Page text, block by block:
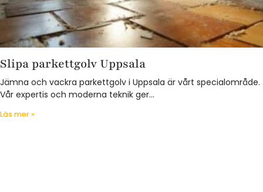
Slipa parkettgolv Uppsala
Jämna och vackra parkettgolv i Uppsala är vårt specialområde.
Vår expertis och moderna teknik ger…
Läs mer »